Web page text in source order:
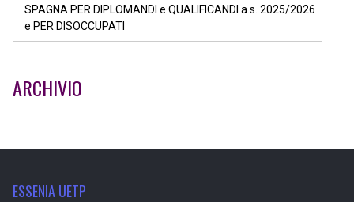
SPAGNA PER DIPLOMANDI e QUALIFICANDI a.s. 2025/2026
e PER DISOCCUPATI
ARCHIVIO
ESSENIA UETP